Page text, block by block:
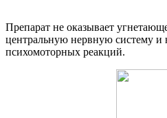
Препарат не оказывает
центральную нервную систему и
психомоторных реакций.